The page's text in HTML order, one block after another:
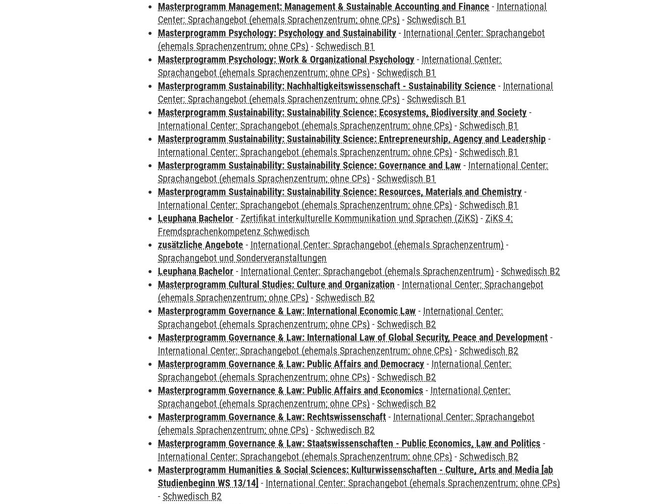
Masterprogramm Management: Management & Sustainable Accounting and Finance - International
Center: Sprachangebot (ehemals Sprachenzentrum; ohne CPs) - Schwedisch B1
Masterprogramm Psychology: Psychology and Sustainability - International Center: Sprachangebot
(ehemals Sprachenzentrum; ohne CPs) - Schwedisch B1
Masterprogramm Psychology: Work & Organizational Psychology - International Center:
Sprachangebot (ehemals Sprachenzentrum; ohne CPs) - Schwedisch B1
Masterprogramm Sustainability: Nachhaltigkeitswissenschaft - Sustainability Science - International
Center: Sprachangebot (ehemals Sprachenzentrum; ohne CPs) - Schwedisch B1
Masterprogramm Sustainability: Sustainability Science: Ecosystems, Biodiversity and Society -
International Center: Sprachangebot (ehemals Sprachenzentrum; ohne CPs) - Schwedisch B1
Masterprogramm Sustainability: Sustainability Science: Entrepreneurship, Agency and Leadership -
International Center: Sprachangebot (ehemals Sprachenzentrum; ohne CPs) - Schwedisch B1
Masterprogramm Sustainability: Sustainability Science: Governance and Law - International Center:
Sprachangebot (ehemals Sprachenzentrum; ohne CPs) - Schwedisch B1
Masterprogramm Sustainability: Sustainability Science: Resources, Materials and Chemistry -
International Center: Sprachangebot (ehemals Sprachenzentrum; ohne CPs) - Schwedisch B1
Leuphana Bachelor - Zertifikat interkulturelle Kommunikation und Sprachen (ZiKS) - ZiKS 4:
Fremdsprachenkompetenz Schwedisch
zusätzliche Angebote - International Center: Sprachangebot (ehemals Sprachenzentrum) -
Sprachangebot und Sonderveranstaltungen
Leuphana Bachelor - International Center: Sprachangebot (ehemals Sprachenzentrum) - Schwedisch B2
Masterprogramm Cultural Studies: Culture and Organization - International Center: Sprachangebot
(ehemals Sprachenzentrum; ohne CPs) - Schwedisch B2
Masterprogramm Governance & Law: International Economic Law - International Center:
Sprachangebot (ehemals Sprachenzentrum; ohne CPs) - Schwedisch B2
Masterprogramm Governance & Law: International Law of Global Security, Peace and Development -
International Center: Sprachangebot (ehemals Sprachenzentrum; ohne CPs) - Schwedisch B2
Masterprogramm Governance & Law: Public Affairs and Democracy - International Center:
Sprachangebot (ehemals Sprachenzentrum; ohne CPs) - Schwedisch B2
Masterprogramm Governance & Law: Public Affairs and Economics - International Center:
Sprachangebot (ehemals Sprachenzentrum; ohne CPs) - Schwedisch B2
Masterprogramm Governance & Law: Rechtswissenschaft - International Center: Sprachangebot
(ehemals Sprachenzentrum; ohne CPs) - Schwedisch B2
Masterprogramm Governance & Law: Staatswissenschaften - Public Economics, Law and Politics -
International Center: Sprachangebot (ehemals Sprachenzentrum; ohne CPs) - Schwedisch B2
Masterprogramm Humanities & Social Sciences: Kulturwissenschaften - Culture, Arts and Media [ab
Studienbeginn WS 13/14] - International Center: Sprachangebot (ehemals Sprachenzentrum; ohne CPs)
- Schwedisch B2